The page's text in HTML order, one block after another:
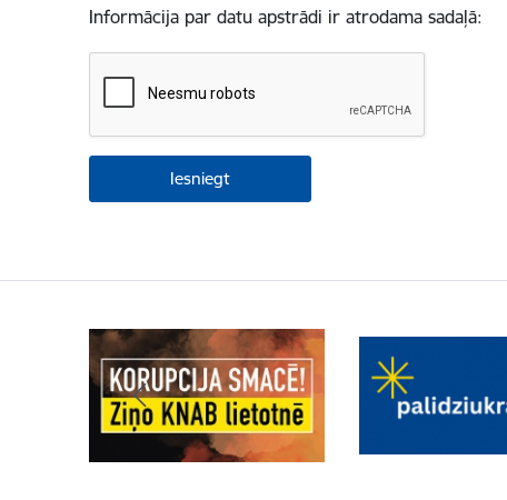
Informācija par datu apstrādi ir atrodama sadaļā: